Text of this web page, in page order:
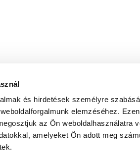
és hirdetések személyre
elemzéséhez.
az Ön weboldalhasználatra
amelyeket Ön adott meg